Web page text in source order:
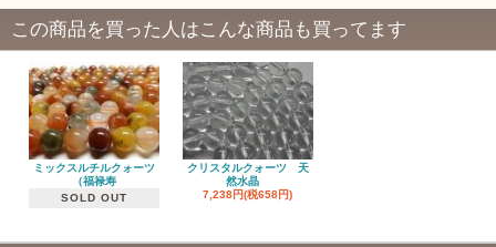
この商品を買った人はこんな商品も買ってます
ミックスルチルクォーツ
（福禄寿
SOLD OUT
クリスタルクォーツ 天
然水晶
7,238円(税658円)